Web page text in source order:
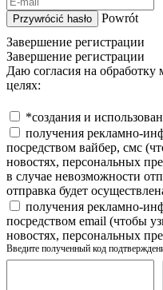
Przywrócić hasło
Powrót
Завершение регистрации
Завершение регистрации
Даю согласия на
целях:
*создания и
получения рекламно-
посредством вайбер, смс
новостях, персональных
в случае невозможности
отправка будет
получения рекламно-
посредством email (чтобы
новостях, персональных
Введите полученный код